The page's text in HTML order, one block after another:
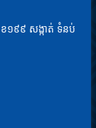
១៩៩ សង្កាត់ ទំនប់